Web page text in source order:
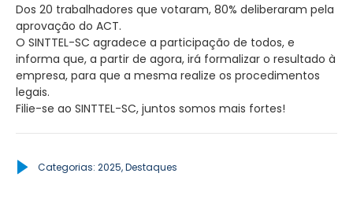
Dos 20 trabalhadores que votaram, 80% deliberaram pela
aprovação do ACT.
O SINTTEL-SC agradece a participação de todos, e
informa que, a partir de agora, irá formalizar o resultado à
empresa, para que a mesma realize os procedimentos
legais.
Filie-se ao SINTTEL-SC, juntos somos mais fortes!
Categorias: 2025,Destaques